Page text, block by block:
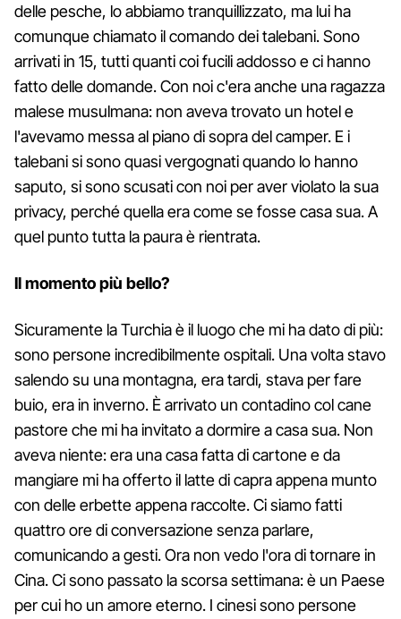
delle pesche, lo abbiamo tranquillizzato, ma lui ha
comunque chiamato il comando dei talebani. Sono
arrivati in 15, tutti quanti coi fucili addosso e ci hanno
fatto delle domande. Con noi c'era anche una ragazza
malese musulmana: non aveva trovato un hotel e
l'avevamo messa al piano di sopra del camper. E i
talebani si sono quasi vergognati quando lo hanno
saputo, si sono scusati con noi per aver violato la sua
privacy, perché quella era come se fosse casa sua. A
quel punto tutta la paura è rientrata.
Il momento più bello?
Sicuramente la Turchia è il luogo che mi ha dato di più:
sono persone incredibilmente ospitali. Una volta stavo
salendo su una montagna, era tardi, stava per fare
buio, era in inverno. È arrivato un contadino col cane
pastore che mi ha invitato a dormire a casa sua. Non
aveva niente: era una casa fatta di cartone e da
mangiare mi ha offerto il latte di capra appena munto
con delle erbette appena raccolte. Ci siamo fatti
quattro ore di conversazione senza parlare,
comunicando a gesti. Ora non vedo l'ora di tornare in
Cina. Ci sono passato la scorsa settimana: è un Paese
per cui ho un amore eterno. I cinesi sono persone